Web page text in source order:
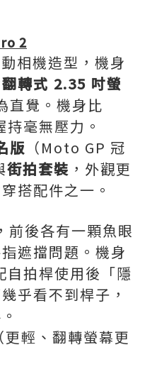
2
相機造型，機身
翻轉式 2.35 吋螢
直覺。機身比
毫無壓力。
版 （Moto GP 冠
街拍套裝 ，外觀更
搭配件之一。
前後各有一顆魚眼
遮擋問題。機身
拍桿使用後「隱
乎看不到桿子，
（更輕、翻轉螢幕更